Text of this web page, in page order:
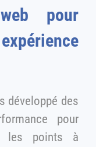
pour
pour
les points à